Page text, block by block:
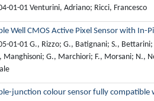
01-01 Venturini, Adriano; Ricci, Francesco
Well CMOS Active Pixel Sensor with In-
01-01 G., Rizzo; G., Batignani; S.,
Manghisoni; G., Marchiori; F., Morsani; N.,
junction colour sensor fully compatible